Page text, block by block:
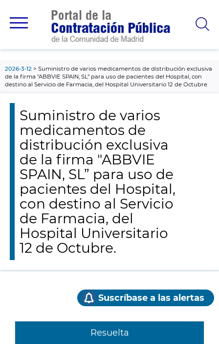
principal
2026-3-12
Suministro de varios medicamentos de distribución exclusiva
de la firma "ABBVIE SPAIN, SL” para uso de pacientes del Hospital, con
destino al Servicio de Farmacia, del Hospital Universitario 12 de Octubre.
Suministro de varios
medicamentos de
distribución exclusiva
de la firma "ABBVIE
SPAIN, SL” para uso de
pacientes del Hospital,
con destino al Servicio
de Farmacia, del
Hospital Universitario
12 de Octubre.
Suscríbase a las alertas
Resuelta